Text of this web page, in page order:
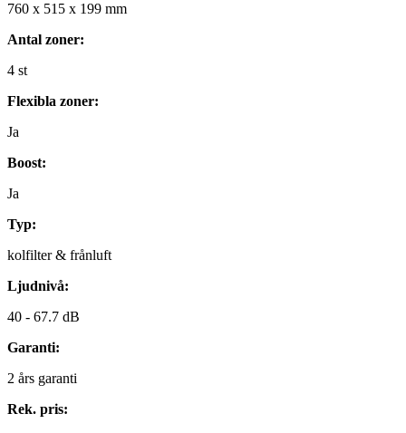
760 x 515 x 199 mm
Antal zoner:
4 st
Flexibla zoner:
Ja
Boost:
Ja
Typ:
kolfilter & frånluft
Ljudnivå:
40 - 67.7 dB
Garanti:
2 års garanti
Rek. pris: